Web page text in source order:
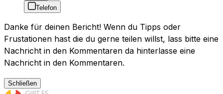
Telefon
Danke für deinen Bericht! Wenn du Tipps oder
Frustationen hast die du gerne teilen willst, lass bitte eine
Nachricht in den Kommentaren da hinterlasse eine
Nachricht in den Kommentaren.
Schließen